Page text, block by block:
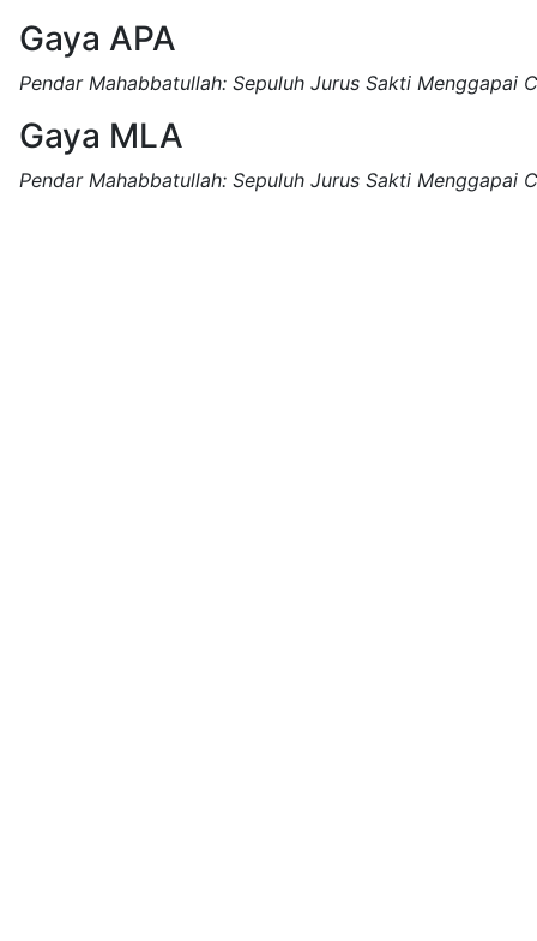
Gaya APA
Pendar Mahabbatullah: Sepuluh Jurus Sakti Menggapai
Gaya MLA
Pendar Mahabbatullah: Sepuluh Jurus Sakti Menggapai